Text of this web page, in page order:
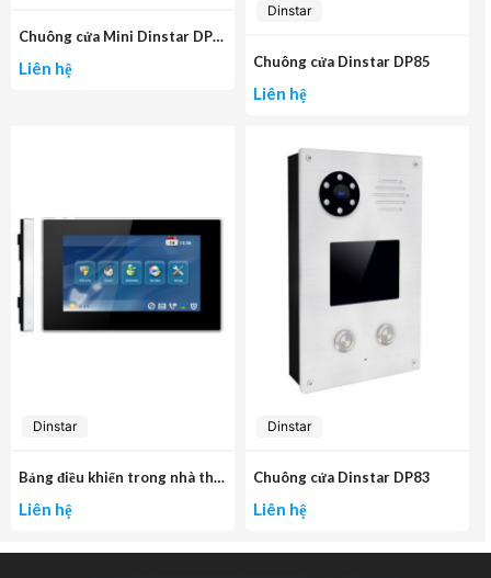
Chuông cửa Mini Dinstar DP90
Liên hệ
Dinstar
Chuông cửa Dinstar DP85
Liên hệ
Dinstar
Bảng điều khiển trong nhà thông minh Dinstar DP70
Liên hệ
Dinstar
Chuông cửa Dinstar DP83
Liên hệ